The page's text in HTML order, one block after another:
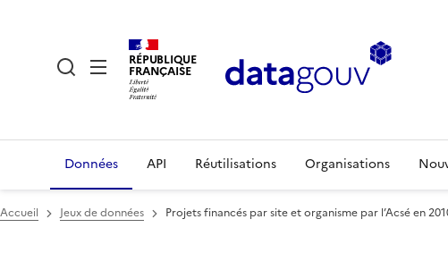
RÉPUBLIQUE
FRANÇAISE
Données API Réutilisations Organisations
Accueil Jeux de données Projets financés par site et organisme par l’Acsé en